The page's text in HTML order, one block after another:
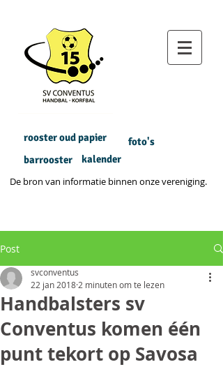
rooster oud papier
barrooster
foto's
kalender
De bron van informatie binnen onze vereniging.
Post
Handbalsters sv
Conventus komen één
punt tekort op Savosa
svconventus
22 jan 2018 2 minuten om te lezen